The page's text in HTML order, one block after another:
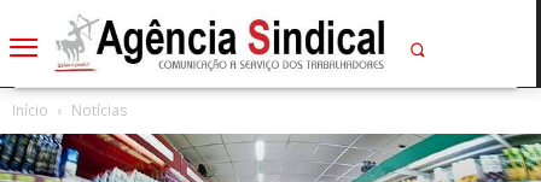
Início Notícias